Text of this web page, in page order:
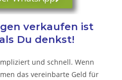
verkaufen ist
Du denkst!
und schnell. Wenn
das vereinbarte Geld für